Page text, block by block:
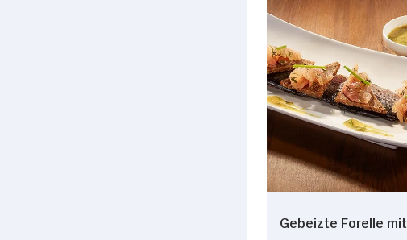
Gebeizte Forelle mit